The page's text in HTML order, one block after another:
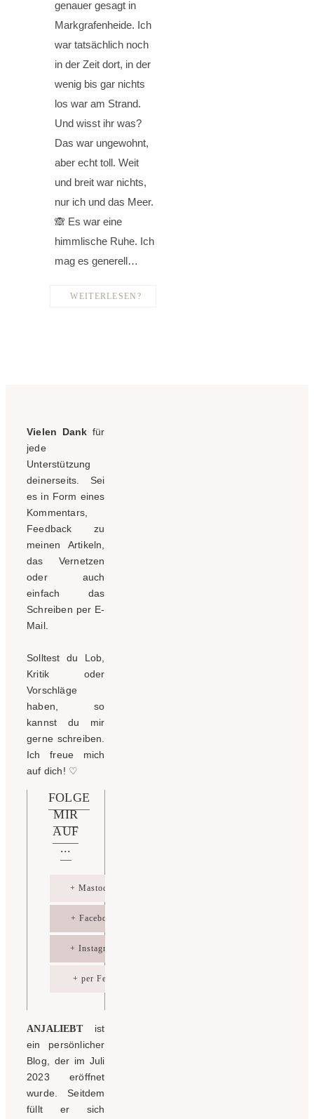
genauer gesagt in
Markgrafenheide. Ich
war tatsächlich noch
in der Zeit dort, in der
wenig bis gar nichts
los war am Strand.
Und wisst ihr was?
Das war ungewohnt,
aber echt toll. Weit
und breit war nichts,
nur ich und das Meer.
🙈 Es war eine
himmlische Ruhe. Ich
mag es generell…
WEITERLESEN?
Vielen Dank für
jede
Unterstützung
deinerseits. Sei
es in Form eines
Kommentars,
Feedback zu
meinen Artikeln,
das Vernetzen
oder auch
einfach das
Schreiben per E-
Mail.
Solltest du Lob,
Kritik oder
Vorschläge
haben, so
kannst du mir
gerne schreiben.
Ich freue mich
auf dich! ♡
FOLGE
MIR
AUF
...
+ Mastodon
+ Facebook
+ Instagram
+ per Feed
ANJALIEBTist
ein persönlicher
Blog, der im Juli
2023 eröffnet
wurde. Seitdem
füllt er sich